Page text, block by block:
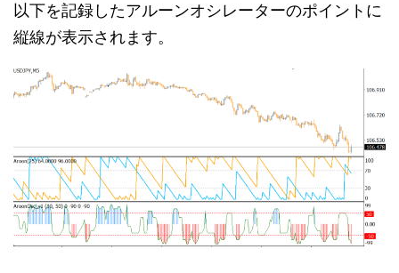
以下を記録したアルーンオシレーターのポイントに
縦線が表示されます。